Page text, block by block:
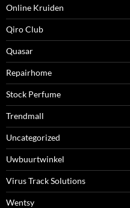
Online Kruiden
Qiro Club
Quasar
Repairhome
Stock Perfume
Trendmall
Uncategorized
Uwbuurtwinkel
Virus Track Solutions
Wentsy